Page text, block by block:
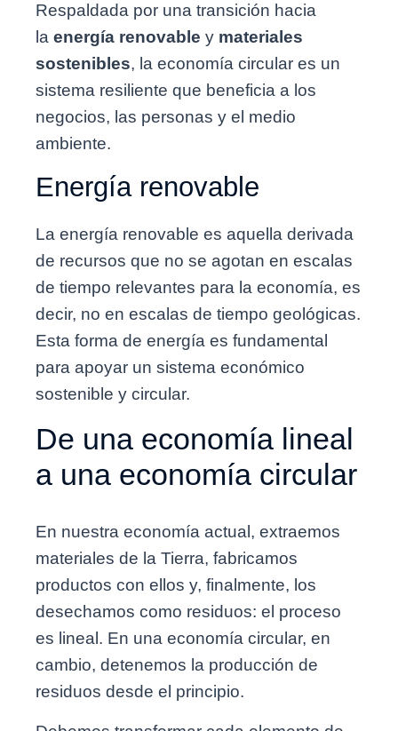
Respaldada por una transición hacia
la energía renovable y materiales
sostenibles, la economía circular es un
sistema resiliente que beneficia a los
negocios, las personas y el medio
ambiente.
Energía renovable
La energía renovable es aquella derivada
de recursos que no se agotan en escalas
de tiempo relevantes para la economía, es
decir, no en escalas de tiempo geológicas.
Esta forma de energía es fundamental
para apoyar un sistema económico
sostenible y circular.
De una economía lineal
a una economía circular
En nuestra economía actual, extraemos
materiales de la Tierra, fabricamos
productos con ellos y, finalmente, los
desechamos como residuos: el proceso
es lineal. En una economía circular, en
cambio, detenemos la producción de
residuos desde el principio.